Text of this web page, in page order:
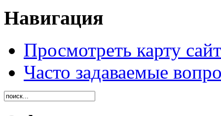
Навигация
Просмотреть карту
Часто задаваемые